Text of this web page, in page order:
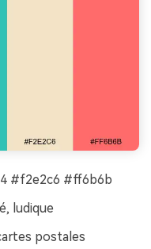
#f2e2c6 #ff6b6b
ludique
postales